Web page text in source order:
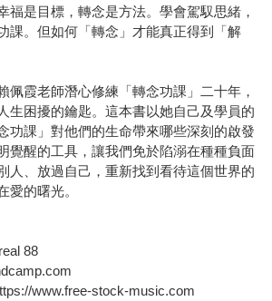
福是目標，轉念是方法。學會駕馭思緒，
課。但如何「轉念」才能真正得到「解
佩霞老師潛心修練「轉念功課」二十年，
生困擾的鑰匙。這本書以她自己及學員的
功課」對他們的生命帶來哪些深刻的啟發
覺醒的工具，讓我們免於陷溺在種種負面
人、放過自己，重新找到看待這個世界的
愛的曙光。
88
www.free-stock-music.com